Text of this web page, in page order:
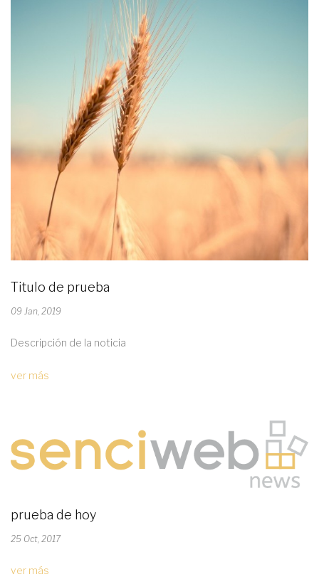
Titulo de prueba
09 Jan, 2019
Descripción de la noticia
ver más
prueba de hoy
25 Oct, 2017
ver más